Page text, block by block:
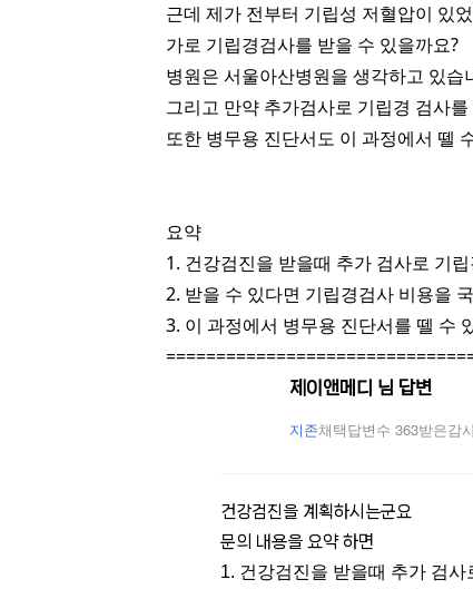
근데 제가 전부터 기립성 저혈압이 있
가로 기립경검사를 받을 수 있을까요?
병원은 서울아산병원을 생각하고 있
그리고 만약 추가검사로 기립경 검사
또한 병무용 진단서도 이 과정에서 뗄
요약
1. 건강검진을 받을때 추가 검사로 기
2. 받을 수 있다면 기립경검사 비용을
3. 이 과정에서 병무용 진단서를 뗄 수
제이앤메디 님 답변
지존채택답변수 363받은감
건강검진을 계획하시는군요
문의 내용을 요약 하면
1. 건강검진을 받을때 추가 검